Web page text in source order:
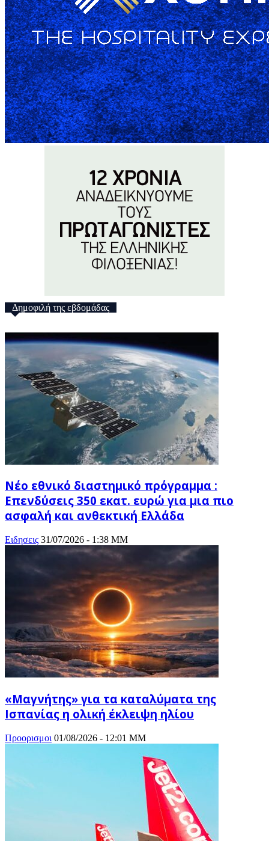
Δημοφιλή της εβδομάδας
Νέο εθνικό διαστημικό πρόγραμμα :
Επενδύσεις 350 εκατ. ευρώ για μια πιο
ασφαλή και ανθεκτική Ελλάδα
Ειδησεις 31/07/2026 - 1:38 ΜΜ
«Μαγνήτης» για τα καταλύματα της
Ισπανίας η ολική έκλειψη ηλίου
Προορισμοι 01/08/2026 - 12:01 ΜΜ